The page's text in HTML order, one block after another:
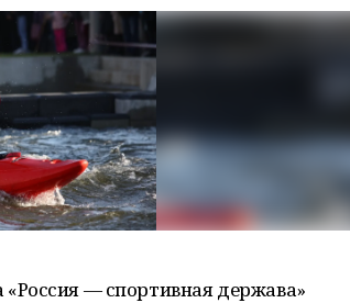
— спортивная держава»